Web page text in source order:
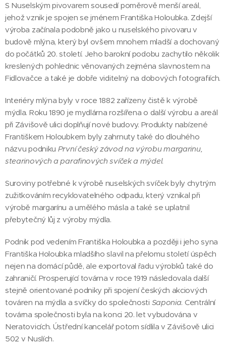
S Nuselským pivovarem sousedí poměrově menší areál,
jehož vznik je spojen se jménem Františka Holoubka. Zdejší
výroba začínala podobně jako u nuselského pivovaru v
budově mlýna, který byl ovšem mnohem mladší a dochovaný
do počátků 20. století. Jeho barokní podobu zachytilo několik
kreslených pohlednic věnovaných zejména slavnostem na
Fidlovačce a také je dobře viditelný na dobových fotografiích.
Interiéry mlýna byly v roce 1882 zařízeny čistě k výrobě
mýdla. Roku 1890 je mydlárna rozšířena o další výrobu a areál
při Závišově ulici doplňují nové budovy. Produkty nabízené
Františkem Holoubkem byly zahrnuty také do dlouhého
názvu podniku První český závod na výrobu margarinu,
stearinových a parafinových svíček a mýdel.
Suroviny potřebné k výrobě nuselských svíček byly chytrým
zužitkováním recyklovatelného odpadu, který vznikal při
výrobě margarínu a umělého másla a také se uplatnil
přebytečný lůj z výroby mýdla.
Podnik pod vedením Františka Holoubka a později i jeho syna
Františka Holoubka mladšího slavil na přelomu století úspěch
nejen na domácí půdě, ale exportoval řadu výrobků také do
zahraničí. Prosperující továrna v roce 1919 následovala další
stejně orientované podniky při spojení českých akciových
továren na mýdla a svíčky do společnosti Saponia. Centrální
továrna společnosti byla na konci 20. let vybudována v
Neratovicích. Ústřední kancelář potom sídlila v Závišově ulici
502 v Nuslích.